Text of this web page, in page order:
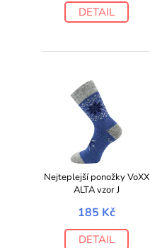
DETAIL
Nejteplejší ponožky VoXX
ALTA vzor J
185 Kč
DETAIL